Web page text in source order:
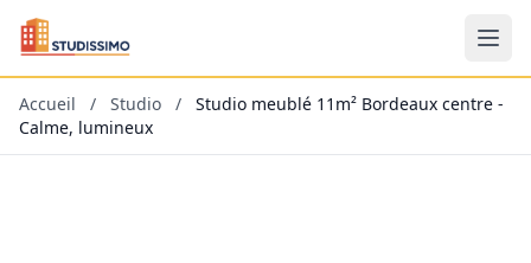
Accueil / Studio /
Studio meublé 11m² Bordeaux centre -
Calme, lumineux